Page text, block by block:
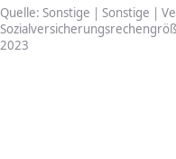
Quelle: Sonstige | Sonstige |
2023